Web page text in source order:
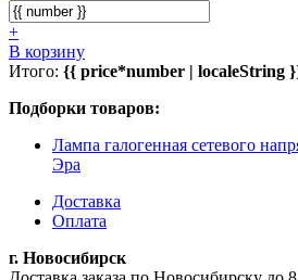
+
В корзину
Итого: {{ price*number | localeString
Подборки товаров:
Лампа галогенная сетевого
Эра
Доставка
Оплата
г. Новосибирск